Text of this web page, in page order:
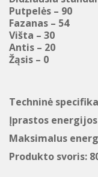
Putpelės – 90
Fazanas – 54
Višta – 30
Antis – 20
Žąsis – 0
Techninė
Įprastos energijos
Maksimalus
Produkto svoris: